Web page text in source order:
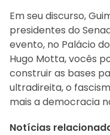
Em seu discurso,
presidentes do
evento, no Palácio
Hugo Motta, vocês
construir as bases
ultradireita, o
mais a democracia
Notícias